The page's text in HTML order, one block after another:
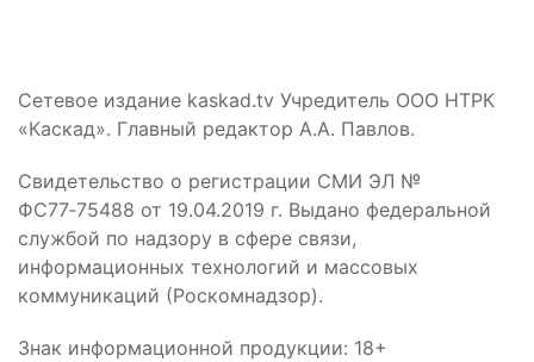
Сетевое издание kaskad.tv Учредитель ООО НТРК
«Каскад». Главный редактор А.А. Павлов.
Свидетельство о регистрации СМИ ЭЛ №
ФС77‑75488 от 19.04.2019 г. Выдано федеральной
службой по надзору в сфере связи,
информационных технологий и массовых
коммуникаций (Роскомнадзор).
Знак информационной продукции: 18+